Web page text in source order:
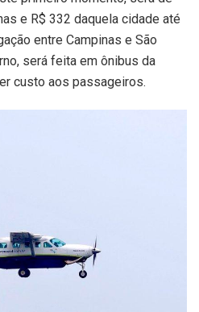
e R$ 332 daquela cidade até
entre Campinas e São
será feita em ônibus da
custo aos passageiros.